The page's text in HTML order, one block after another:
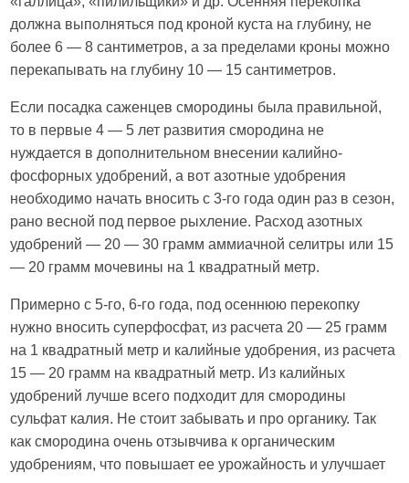
должна выполняться под кроной куста на глубину, не
более 6 — 8 сантиметров, а за пределами кроны можно
перекапывать на глубину 10 — 15 сантиметров.
Если посадка саженцев смородины была правильной,
то в первые 4 — 5 лет развития смородина не
нуждается в дополнительном внесении калийно-
фосфорных удобрений, а вот азотные удобрения
необходимо начать вносить с 3-го года один раз в сезон,
рано весной под первое рыхление. Расход азотных
удобрений — 20 — 30 грамм аммиачной селитры или 15
— 20 грамм мочевины на 1 квадратный метр.
Примерно с 5-го, 6-го года, под осеннюю перекопку
нужно вносить суперфосфат, из расчета 20 — 25 грамм
на 1 квадратный метр и калийные удобрения, из расчета
15 — 20 грамм на квадратный метр. Из калийных
удобрений лучше всего подходит для смородины
сульфат калия. Не стоит забывать и про органику. Так
как смородина очень отзывчива к органическим
удобрениям, что повышает ее урожайность и улучшает